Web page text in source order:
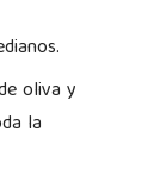
oliva y
la